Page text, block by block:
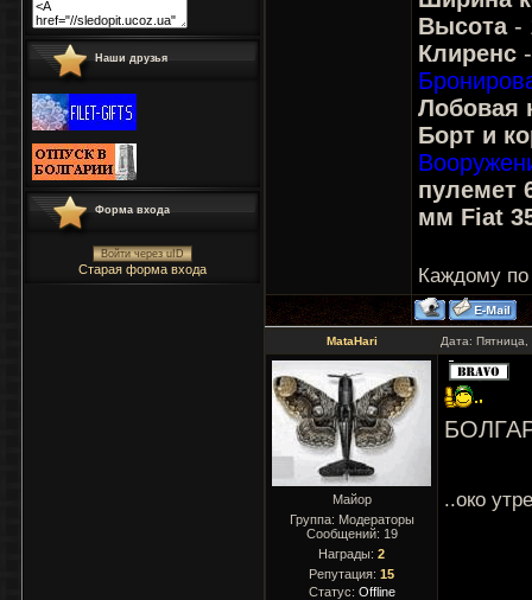
Наши друзья
Форма входа
Войти через uID
Старая форма входа
Высота-
Клиренс
Лобовая
Борт и
пулемет
мм Fiat
Каждому по
MataHari Дата:
Майор
Группа: Модераторы
Сообщений: 19
Награды: 2
Репутация: 15
Статус: Offline
..око